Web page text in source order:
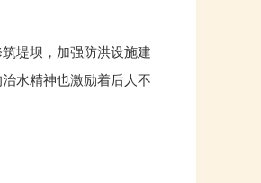
堤坝，加强防洪设施建
水精神也激励着后人不